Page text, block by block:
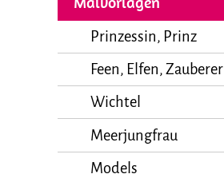
Prinzessin, Prinz
Feen, Elfen, Zauberer
Wichtel
Meerjungfrau
Models